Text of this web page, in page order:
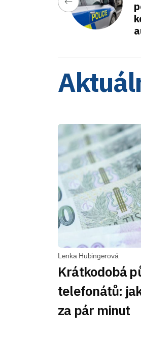
Lenka Hubingerová
Krátkodobá
telefonátů:
za pár minut